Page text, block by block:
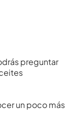
preguntar
un poco más